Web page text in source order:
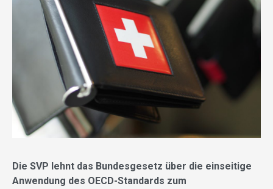
Die SVP lehnt das Bundesgesetz über die einseitige
Anwendung des OECD-Standards zum